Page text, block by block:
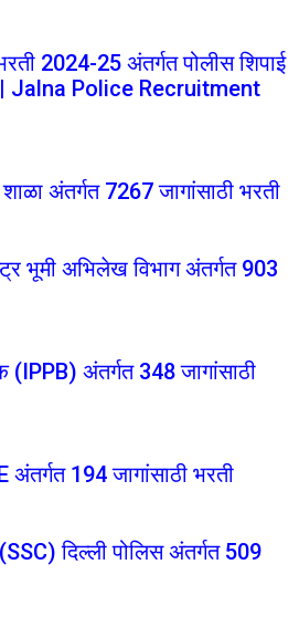
2024-25 अंतर्गत पोलीस शिपाई
| Jalna Police Recruitment
अंतर्गत 7267 जागांसाठी भरती
भूमी अभिलेख विभाग अंतर्गत 903
(IPPB) अंतर्गत 348 जागांसाठी
अंतर्गत 194 जागांसाठी भरती
दिल्ली पोलिस अंतर्गत 509